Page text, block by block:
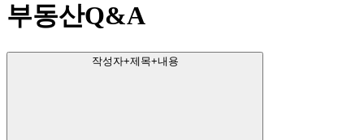
부동산Q&A
작성자+제목+내용